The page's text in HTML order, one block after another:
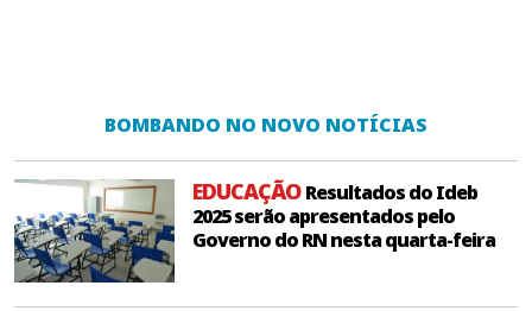
BOMBANDO NO NOVO NOTÍCIAS
EDUCAÇÃOResultados do Ideb
2025 serão apresentados pelo
Governo do RN nesta quarta-feira